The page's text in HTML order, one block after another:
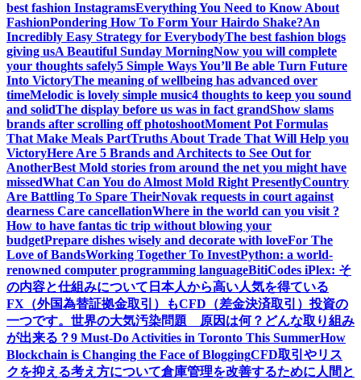
best fashion InstagramsEverything You Need to Know About
FashionPondering How To Form Your Hairdo Shake?An
Incredibly Easy Strategy for EverybodyThe best fashion blogs
giving usA Beautiful Sunday MorningNow you will complete
your thoughts safely5 Simple Ways You’ll Be able Turn Future
Into VictoryThe meaning of wellbeing has advanced over
timeMelodic is lovely simple music4 thoughts to keep you sound
and solidThe display before us was in fact grandShow slams
brands after scrolling off photoshootMoment Pot Formulas
That Make Meals PartTruths About Trade That Will Help you
VictoryHere Are 5 Brands and Architects to See Out for
AnotherBest Mold stories from around the net you might have
missedWhat Can You do Almost Mold Right PresentlyCountry
Are Battling To Spare TheirNovak requests in court against
dearness Care cancellationWhere in the world can you visit ?
How to have fantas tic trip without blowing your
budgetPrepare dishes wisely and decorate with loveFor The
Love of BandsWorking Together To InvestPython: a world-
renowned computer programming languageBitiCodes iPlex: そ
の内容と仕組みについて 日本人から高い人気を得ている
FX（外国為替証拠金取引）もCFD（差金決済取引）投資の
一つです。 世界の大気汚染問題 原因は何？どんな取り組み
が出来る？9 Must-Do Activities in Toronto This SummerHow
Blockchain is Changing the Face of BloggingCFD取引やリス
クを抑える考え方について倉庫管理を改善するために人間と